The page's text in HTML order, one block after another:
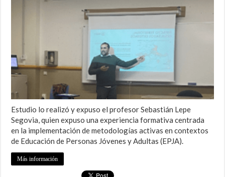
Estudio lo realizó y expuso el profesor Sebastián Lepe
Segovia, quien expuso una experiencia formativa centrada
en la implementación de metodologías activas en contextos
de Educación de Personas Jóvenes y Adultas (EPJA).
Más información